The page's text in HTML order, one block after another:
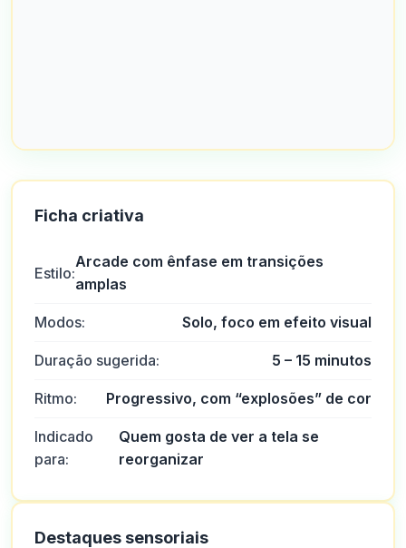
Ficha criativa
Estilo:
Arcade com ênfase em transições
amplas
Modos: Solo, foco em efeito visual
Duração sugerida: 5 – 15 minutos
Ritmo: Progressivo, com “explosões” de cor
Indicado
para:
Quem gosta de ver a tela se
reorganizar
Destaques sensoriais